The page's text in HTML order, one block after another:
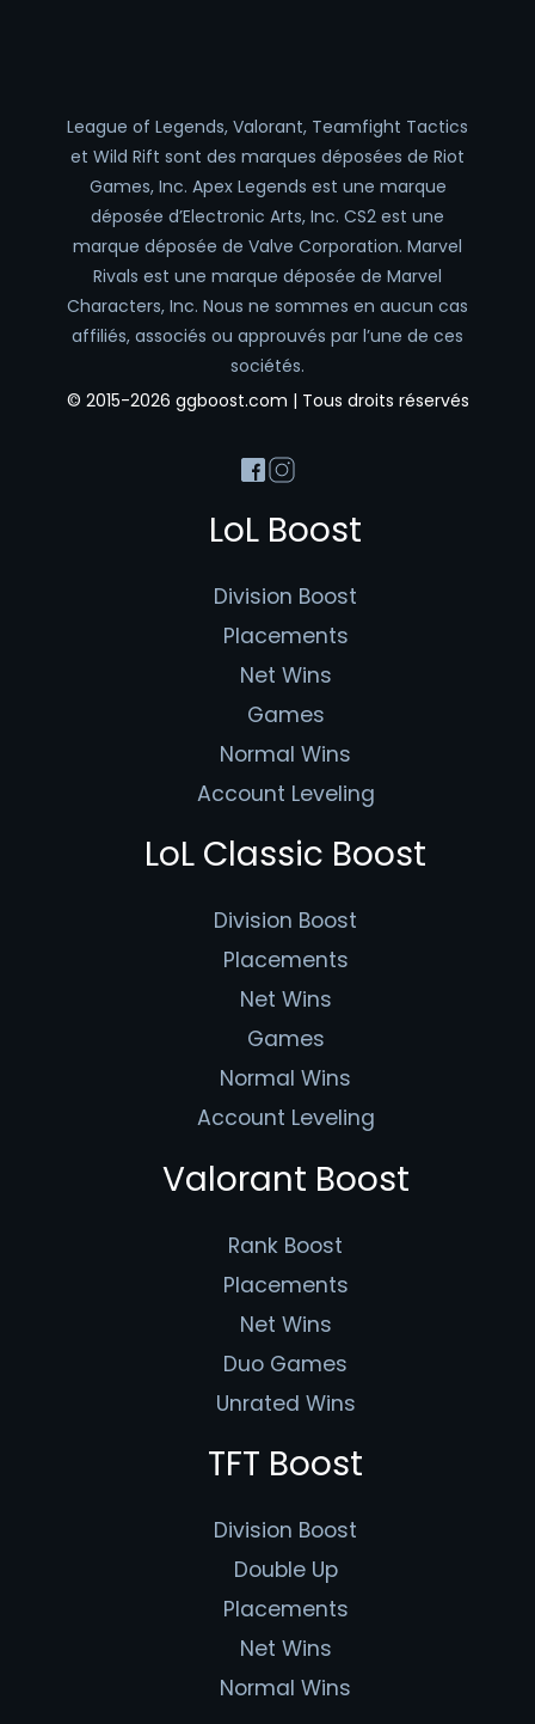
League of Legends, Valorant, Teamfight Tactics
et Wild Rift sont des marques déposées de Riot
Games, Inc. Apex Legends est une marque
déposée d’Electronic Arts, Inc. CS2 est une
marque déposée de Valve Corporation. Marvel
Rivals est une marque déposée de Marvel
Characters, Inc. Nous ne sommes en aucun cas
affiliés, associés ou approuvés par l’une de ces
sociétés.
© 2015-2026 ggboost.com | Tous droits réservés
LoL Boost
Division Boost
Placements
Net Wins
Games
Normal Wins
Account Leveling
LoL Classic Boost
Division Boost
Placements
Net Wins
Games
Normal Wins
Account Leveling
Valorant Boost
Rank Boost
Placements
Net Wins
Duo Games
Unrated Wins
TFT Boost
Division Boost
Double Up
Placements
Net Wins
Normal Wins